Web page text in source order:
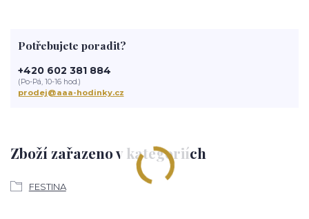
Zboží zařazeno v kategoriích
FESTINA
Potřebujete poradit?
+420 602 381 884
(Po-Pá, 10-16 hod.)
prodej@aaa-hodinky.cz